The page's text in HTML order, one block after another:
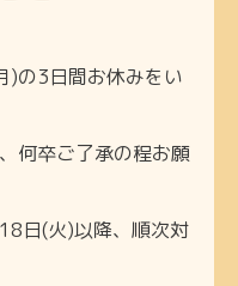
の3日間お休みをい
何卒ご了承の程お願
日(火)以降、順次対